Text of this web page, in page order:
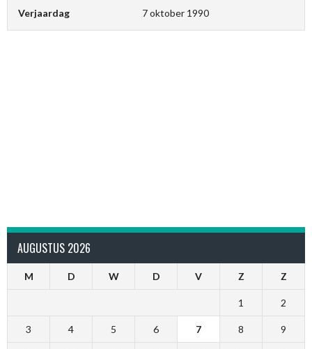
Verjaardag 7 oktober 1990
AUGUSTUS 2026
M D W D V Z Z
1 2
3 4 5 6 7 8 9